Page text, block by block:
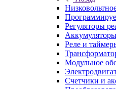
Регуляторы
Аккумуляторы
Реле и
Модульное
Счетчики и